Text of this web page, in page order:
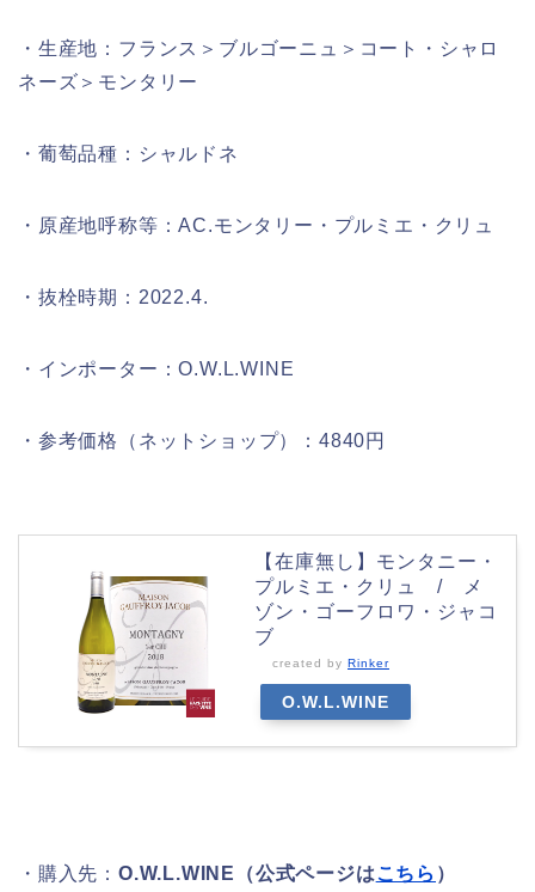
・生産地：フランス＞ブルゴーニュ＞コート・シャロ
ネーズ＞モンタリー
・葡萄品種：シャルドネ
・原産地呼称等：AC.モンタリー・プルミエ・クリュ
・抜栓時期：2022.4.
・インポーター：O.W.L.WINE
・参考価格（ネットショップ）：4840円
【在庫無し】モンタニー・
プルミエ・クリュ / メ
ゾン・ゴーフロワ・ジャコ
ブ
created by Rinker
O.W.L.WINE
・購入先： O.W.L.WINE（公式ページは こちら ）